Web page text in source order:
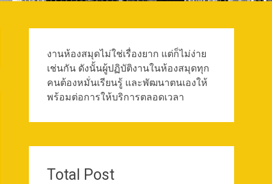
งานห้องสมุดไม่ใช่เรื่องยาก แต่ก็ไม่ง่าย
เช่นกัน ดังนั้นผู้ปฏิบัติงานในห้องสมุดทุก
คนต้องหมั่นเรียนรู้ และพัฒนาตนเองให้
พร้อมต่อการให้บริการตลอดเวลา
Total Post